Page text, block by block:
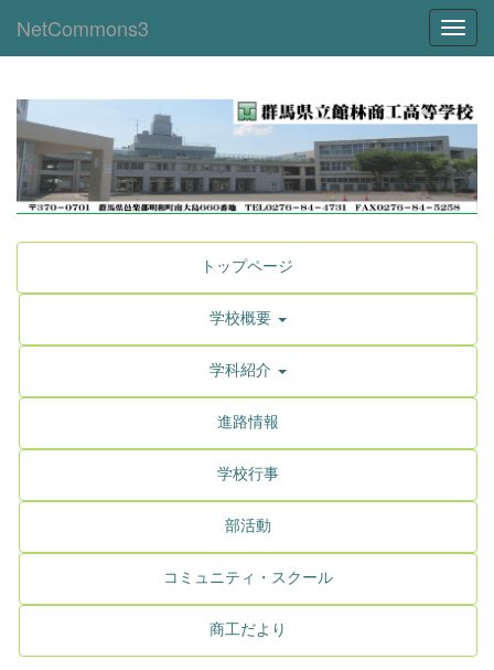
NetCommons3
トップページ
学校概要
学科紹介
進路情報
学校行事
部活動
コミュニティ・スクール
商工だより